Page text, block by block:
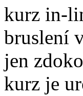
jen
kurz je